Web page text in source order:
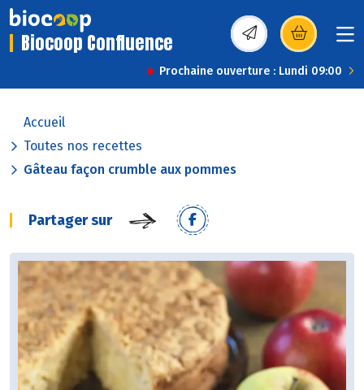
Biocoop Confluence (s’ouvre dans une
Prochaine ouverture : Lundi 09:00
Accueil
Toutes nos recettes
Gâteau façon crumble aux pommes
Partager sur